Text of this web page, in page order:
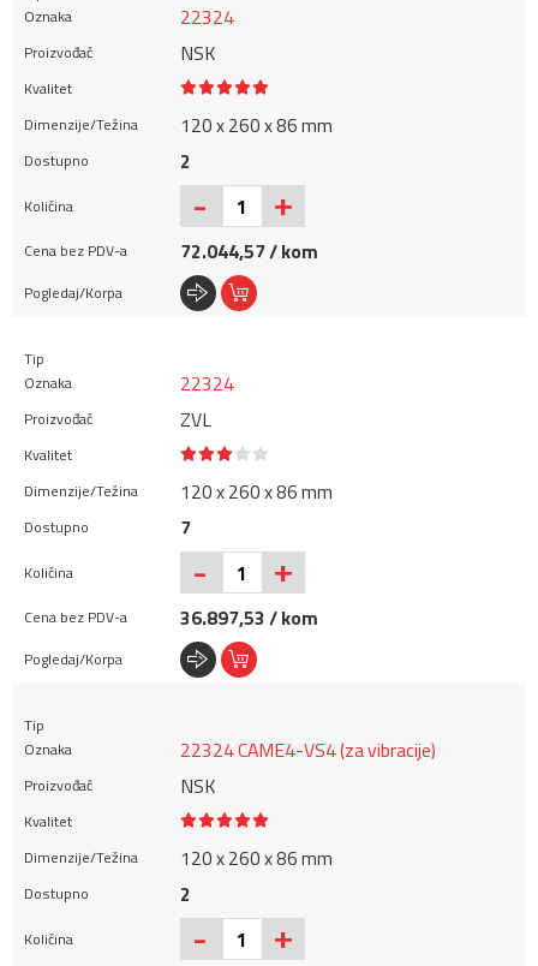
22324
NSK
120 x 260 x 86 mm
2
- +
72.044,57 / kom
22324
ZVL
120 x 260 x 86 mm
7
- +
36.897,53 / kom
22324 CAME4-VS4 (za vibracije)
NSK
120 x 260 x 86 mm
2
- +